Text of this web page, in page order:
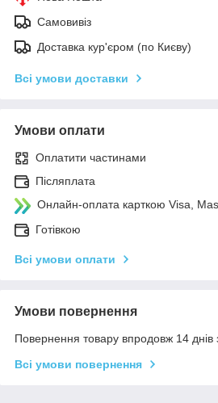
Самовивіз
Доставка кур'єром (по Києву)
Всі умови доставки
Умови оплати
Оплатити частинами
Післяплата
Онлайн-оплата карткою Visa,
Готівкою
Всі умови оплати
Умови повернення
Повернення товару впродовж 14 днів
Всі умови повернення